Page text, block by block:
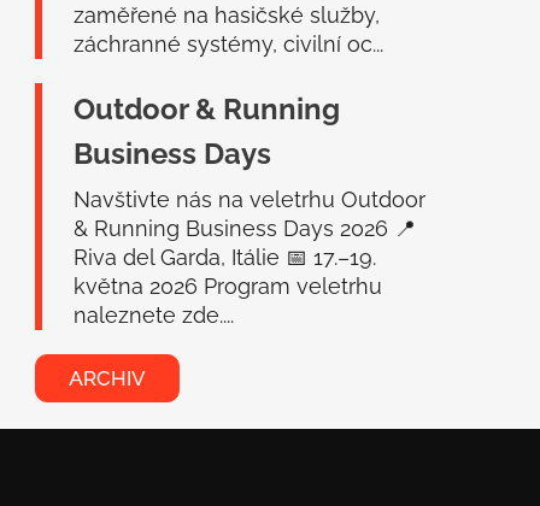
zaměřené na hasičské služby,
záchranné systémy, civilní oc...
Outdoor & Running
Business Days
Navštivte nás na veletrhu Outdoor
& Running Business Days 2026 📍
Riva del Garda, Itálie 📅 17.–19.
května 2026 Program veletrhu
naleznete zde....
ARCHIV